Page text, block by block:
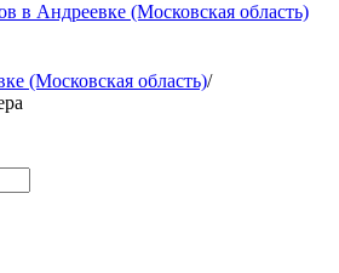
в Андреевке (Московская область)
(Московская область)/